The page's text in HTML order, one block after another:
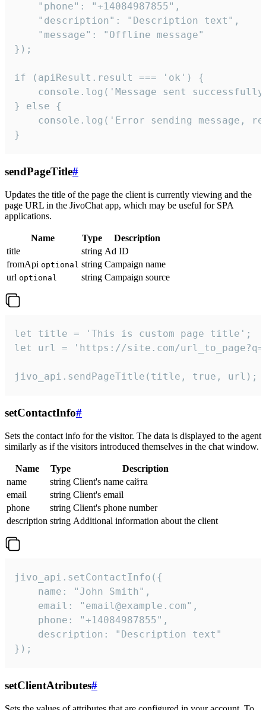
    "phone": "+14084987855",
    "description": "Description text",
    "message": "Offline message"
});
if (apiResult.result === 'ok') {
console.log('Message sent
} else {
console.log('Error sending message,
}
sendPageTitle#
Updates the title of the page the client is currently viewing and the
page URL in the JivoChat app, which may be useful for SPA
applications.
Name Type
Description
title
string Ad ID
fromApi optional string Campaign name
url optional string Campaign source
let title = 'This is custom page title';
let url = 'https://site.com/
jivo_api.sendPageTitle(title, true, url);
setContactInfo#
Sets the contact info for the visitor. The data is displayed to the agent
similarly as if the visitors introduced themselves in the chat window.
Name Type
Description
name
string Client's name сайта
email
string Client's email
phone
string Client's phone number
description string Additional information about the client
jivo_api.setContactInfo({
    name: "John Smith",
    email: "email@example.com",
    phone: "+14084987855",
    description: "Description text"
});
setClientAtributes#